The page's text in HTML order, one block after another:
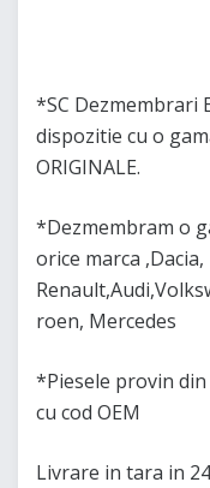
*SC Dezmembrari
dispozitie cu o
ORIGINALE.
*Dezmembram o
orice marca ,Dacia,
roen, Mercedes
*Piesele provin
cu cod OEM
Livrare in tara in